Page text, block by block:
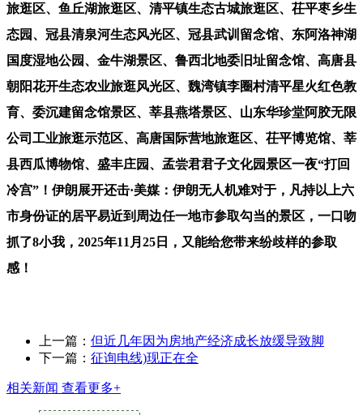
旅逛区、鱼丘湖旅逛区、清平镇生态古城旅逛区、茌平枣乡生
态园、冠县清泉河生态风光区、冠县武训留念馆、东阿洛神湖
国度湿地公园、金牛湖景区、鲁西北地委旧址留念馆、高唐县
朝阳花开生态农业旅逛风光区、魏湾镇李圈村清平星火红色教
育、委沉建留念馆景区、莘县燕塔景区、山东华珍堂阿胶无限
公司工业旅逛示范区、高唐国际营地旅逛区、茌平博览馆、莘
县西瓜博物馆、盛丰庄园、孟尝君君子文化园景区一夜“打回
冷宫”！伊朗展开还击·美媒：伊朗无人机难对于，凡持以上六
市身份证的居平易近到周边任一地市参取勾当的景区，一口吻
抓了8小我，2025年11月25日，又能给您带来纷歧样的参取
感！
上一篇： 但近几年因为房地产经济成长放缓导致脚
下一篇： 征询电线)现正在全
相关新闻 查看更多+